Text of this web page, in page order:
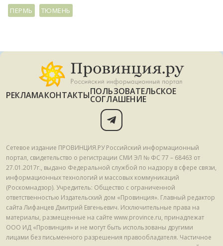
ПЕРМЬ ТЮМЕНЬ
РЕКЛАМАКОНТАКТЫПОЛЬЗОВАТЕЛЬСКОЕ
СОГЛАШЕНИЕ
Сетевое издание ПРОВИНЦИЯ.РУ Российский информационный
портал, свидетельство о регистрации СМИ ЭЛ № ФС 77 – 68463 от
27.01.2017г., выдано Федеральной службой по надзору в сфере связи,
информационных технологий и массовых коммуникаций
(Роскомнадзор). Учредитель: Общество с ограниченной
ответственностью Издательский дом «Провинция». Главный редактор
сайта Лифанцев Дмитрий Евгеньевич. Исключительные права на
материалы, размещенные на сайте www.province.ru, принадлежат
ООО ИД «Провинция» и не могут быть использованы другими
лицами без письменного разрешения правообладателя. Частичное